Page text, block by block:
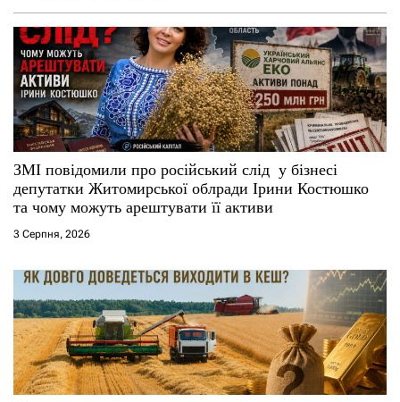
ЗМІ повідомили про російський слід у бізнесі
депутатки Житомирської облради Ірини Костюшко
та чому можуть арештувати її активи
3 Серпня, 2026